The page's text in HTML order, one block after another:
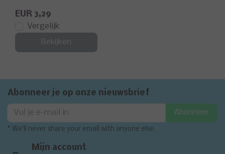
EUR 3,29
Vergelijk
Bekijken
Abonneer je op onze nieuwsbrief
Abonneer
* We'll never share your email with anyone else.
Mijn account